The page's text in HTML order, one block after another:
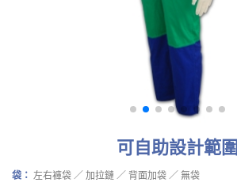
可自助設計範圍
袋： 左右褲袋 ／ 加拉鏈 ／ 背面加袋 ／ 無袋